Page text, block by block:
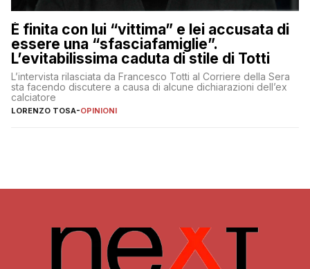
È finita con lui “vittima” e lei accusata di
essere una “sfasciafamiglie”.
L’evitabilissima caduta di stile di Totti
L’intervista rilasciata da Francesco Totti al Corriere della Sera
sta facendo discutere a causa di alcune dichiarazioni dell’ex
calciatore
LORENZO TOSA-OPINIONI